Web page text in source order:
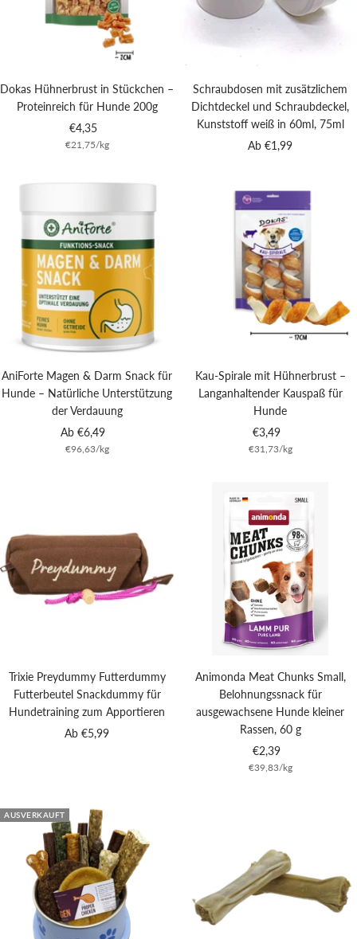
Dokas Hühnerbrust in Stückchen –
Proteinreich für Hunde 200g
Angebotspreis
€4,35
€21,75/kg
Schraubdosen mit zusätzlichem
Dichtdeckel und Schraubdeckel,
Kunststoff weiß in 60ml, 75ml
Angebotspreis
Ab €1,99
AniForte Magen & Darm Snack für
Hunde – Natürliche Unterstützung
der Verdauung
Angebotspreis
Ab €6,49
€96,63/kg
Kau-Spirale mit Hühnerbrust –
Langanhaltender Kauspaß für
Hunde
Angebotspreis
€3,49
€31,73/kg
Trixie Preydummy Futterdummy
Futterbeutel Snackdummy für
Hundetraining zum Apportieren
Angebotspreis
Ab €5,99
Animonda Meat Chunks Small,
Belohnungssnack für
ausgewachsene Hunde kleiner
Rassen, 60 g
Angebotspreis
€2,39
€39,83/kg
AUSVERKAUFT